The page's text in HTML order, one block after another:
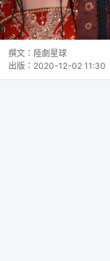
撰文： 陸劇星球
出版： 2020-12-02 11:30